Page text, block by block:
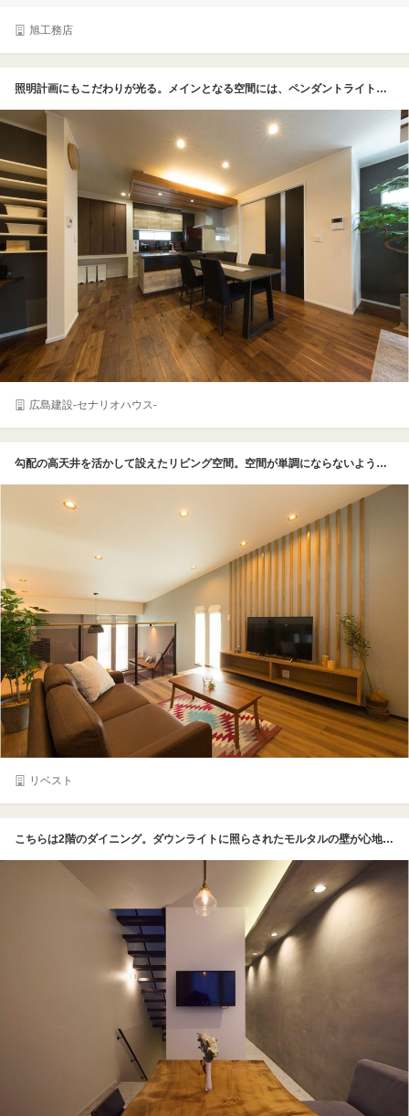
旭工務店
照明計画にもこだわりが光る。メインとなる空間には、ペンダントライトやシーリング照明は設置せず、ダウンライトと間接照明を効果的に配置した。空間をすっきり演出できるほか、ホコリが溜まらず、お掃除もラクチンなんだとか。キッチン上部の釣り天井上部の間接照明は、視線が自然と上に向き、より天井を高く感じられる仕掛け
広島建設-セナリオハウス-
勾配の高天井を活かして設えたリビング空間。空間が単調にならないように壁に木目の装飾をつけており、温かみもプラスしている。照明はダウンライト中心のためスッキリとしており、のびやかな空間だ
リベスト
こちらは2階のダイニング。ダウンライトに照らされたモルタルの壁が心地よく、レストランのような雰囲気。1階から3階まで階段をスケルトンにすることで住まい全体の緩やかな繋がりを創出した